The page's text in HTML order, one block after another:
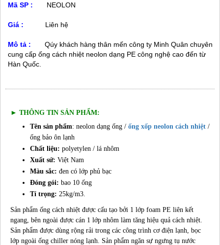
Mã SP : NEOLON
Giá : Liên hệ
Mô tả :
Qúy khách hàng thân mến công ty Minh Quân chuyên
cung cấp ống cách nhiệt neolon dạng PE công nghệ cao đến từ
Hàn Quốc.
► THÔNG TIN SẢN PHẨM:
Tên sản phẩm: neolon dạng ống / ống xốp neolon cách nhiệt /
ống bảo ôn lạnh
Chất liệu: polyetylen / lá nhôm
Xuất sứ: Việt Nam
Màu sắc: đen có lớp phủ bạc
Đóng gói: bao 10 ống
Tỉ trọng: 25kg/m3.
Sản phẩm ống cách nhiệt được cấu tạo bởi 1 lớp foam PE liên kết
ngang, bên ngoài được cán 1 lớp nhôm làm tăng hiệu quả cách nhiệt.
Sản phẩm được dùng rộng rải trong các công trình cơ điện lạnh, bọc
lớp ngoài ống chiller nóng lạnh. Sản phẩm ngăn sự ngưng tụ nước